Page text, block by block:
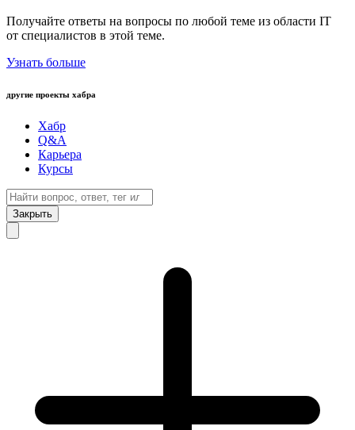
Получайте ответы на вопросы по любой теме из области IT
от специалистов в этой теме.
Узнать больше
другие проекты хабра
Хабр
Q&A
Карьера
Курсы
Закрыть